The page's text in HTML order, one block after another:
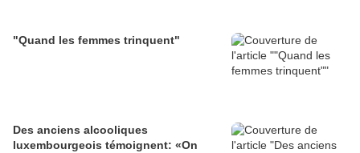
"Quand les femmes trinquent"
Des anciens alcooliques
luxembourgeois témoignent: «On